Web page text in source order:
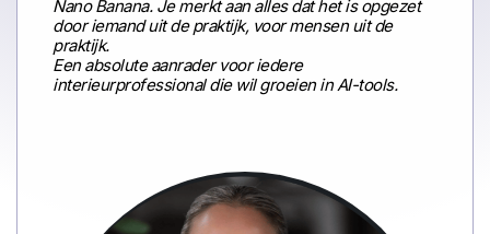
Nano Banana. Je merkt aan alles dat het is opgezet
door iemand uit de praktijk, voor mensen uit de
praktijk.
Een absolute aanrader voor iedere
interieurprofessional die wil groeien in AI-tools.